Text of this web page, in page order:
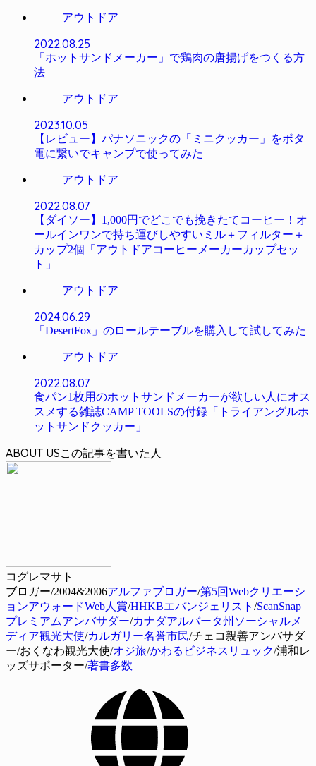
アウトドア
2022.08.25
「ホットサンドメーカー」で鶏肉の唐揚げをつくる方
法
アウトドア
2023.10.05
【レビュー】パナソニックの「ミニクッカー」をポタ
電に繋いでキャンプで使ってみた
アウトドア
2022.08.07
【ダイソー】1,000円でどこでも挽きたてコーヒー！オ
ールインワンで持ち運びしやすいミル＋フィルター＋
カップ2個「アウトドアコーヒーメーカーカップセッ
ト」
アウトドア
2024.06.29
「DesertFox」のロールテーブルを購入して試してみた
アウトドア
2022.08.07
食パン1枚用のホットサンドメーカーが欲しい人にオス
スメする雑誌CAMP TOOLSの付録「トライアングルホ
ットサンドクッカー」
ABOUT US
コグレマサト
ブロガー/2004&2006アルファブロガー/第5回Webクリエーシ
ョンアウォードWeb人賞/HHKBエバンジェリスト /ScanSnap
プレミアムアンバサダー/カナダアルバータ州ソーシャルメ
ディア観光大使/カルガリー名誉市民/チェコ親善アンバサダ
ー/おくなわ観光大使/オジ旅/かわるビジネスリュック/浦和レ
ッズサポーター/著書多数